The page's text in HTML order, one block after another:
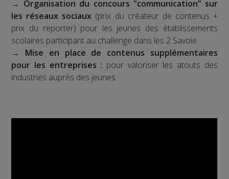
→ Organisation du concours "communication” sur
les réseaux sociaux (prix du créateur de contenus +
prix du reporter) pour les jeunes des établissements
scolaires participant au challenge dans les 2 Savoie
→ Mise en place de contenus supplémentaires
pour les entreprises : pour valoriser les atouts des
industries auprès des jeunes